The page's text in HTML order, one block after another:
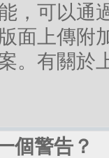
，可以
面上傳附
。有關於
個警告？